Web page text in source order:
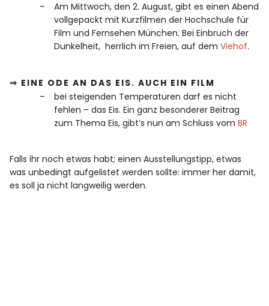
Am Mittwoch, den 2. August, gibt es einen Abend
vollgepackt mit Kurzfilmen der Hochschule für
Film und Fernsehen München. Bei Einbruch der
Dunkelheit, herrlich im Freien, auf demViehof.
⇒ EINE ODE AN DAS EIS. AUCH EIN FILM
bei steigenden Temperaturen darf es nicht
fehlen – das Eis. Ein ganz besonderer Beitrag
zum Thema Eis, gibt’s nun am Schluss vomBR
Falls ihr noch etwas habt; einen Ausstellungstipp, etwas
was unbedingt aufgelistet werden sollte: immer her damit,
es soll ja nicht langweilig werden.